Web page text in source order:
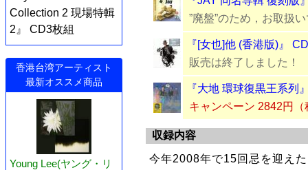
Collection 2 現場特輯
2』 CD3枚組
香港台湾アーティスト
最新オススメ商品
Young Lee(ヤング・リ
”廃盤”のため，お取扱
『[女也]他 (香港版)』
販売は終了しました！
『大地 環球復黒王系列
キャンペーン 2842円（
収録内容
今年2008年で15回忌を迎え